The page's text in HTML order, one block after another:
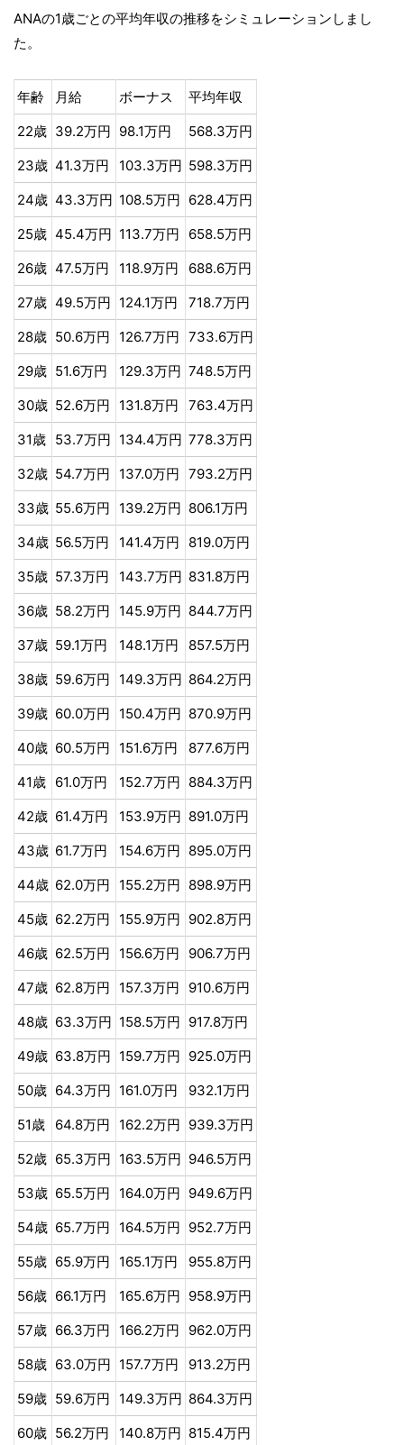
ANAの1歳ごとの平均年収の推移をシミュレーションしまし
た。
年齢 月給 ボーナス
平均年収
22歳 39.2万円 98.1万円
568.3万円
23歳 41.3万円 103.3万円 598.3万円
24歳 43.3万円 108.5万円 628.4万円
25歳 45.4万円 113.7万円
658.5万円
26歳 47.5万円 118.9万円
688.6万円
27歳 49.5万円 124.1万円
718.7万円
28歳 50.6万円 126.7万円 733.6万円
29歳 51.6万円 129.3万円 748.5万円
30歳 52.6万円 131.8万円
763.4万円
31歳 53.7万円 134.4万円 778.3万円
32歳 54.7万円 137.0万円 793.2万円
33歳 55.6万円 139.2万円 806.1万円
34歳 56.5万円 141.4万円
819.0万円
35歳 57.3万円 143.7万円 831.8万円
36歳 58.2万円 145.9万円 844.7万円
37歳 59.1万円 148.1万円
857.5万円
38歳 59.6万円 149.3万円 864.2万円
39歳 60.0万円 150.4万円 870.9万円
40歳 60.5万円 151.6万円
877.6万円
41歳 61.0万円 152.7万円 884.3万円
42歳 61.4万円 153.9万円 891.0万円
43歳 61.7万円 154.6万円 895.0万円
44歳 62.0万円 155.2万円 898.9万円
45歳 62.2万円 155.9万円 902.8万円
46歳 62.5万円 156.6万円
906.7万円
47歳 62.8万円 157.3万円
910.6万円
48歳 63.3万円 158.5万円 917.8万円
49歳 63.8万円 159.7万円 925.0万円
50歳 64.3万円 161.0万円
932.1万円
51歳
64.8万円 162.2万円 939.3万円
52歳 65.3万円 163.5万円 946.5万円
53歳 65.5万円 164.0万円 949.6万円
54歳 65.7万円 164.5万円 952.7万円
55歳 65.9万円 165.1万円
955.8万円
56歳 66.1万円 165.6万円 958.9万円
57歳 66.3万円 166.2万円
962.0万円
58歳 63.0万円 157.7万円
913.2万円
59歳 59.6万円 149.3万円 864.3万円
60歳 56.2万円 140.8万円 815.4万円